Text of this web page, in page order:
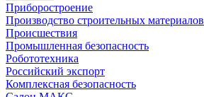
Приборостроение
Производство строительных материалов
Происшествия
Промышленная безопасность
Робототехника
Российский экспорт
Комплексная безопасность